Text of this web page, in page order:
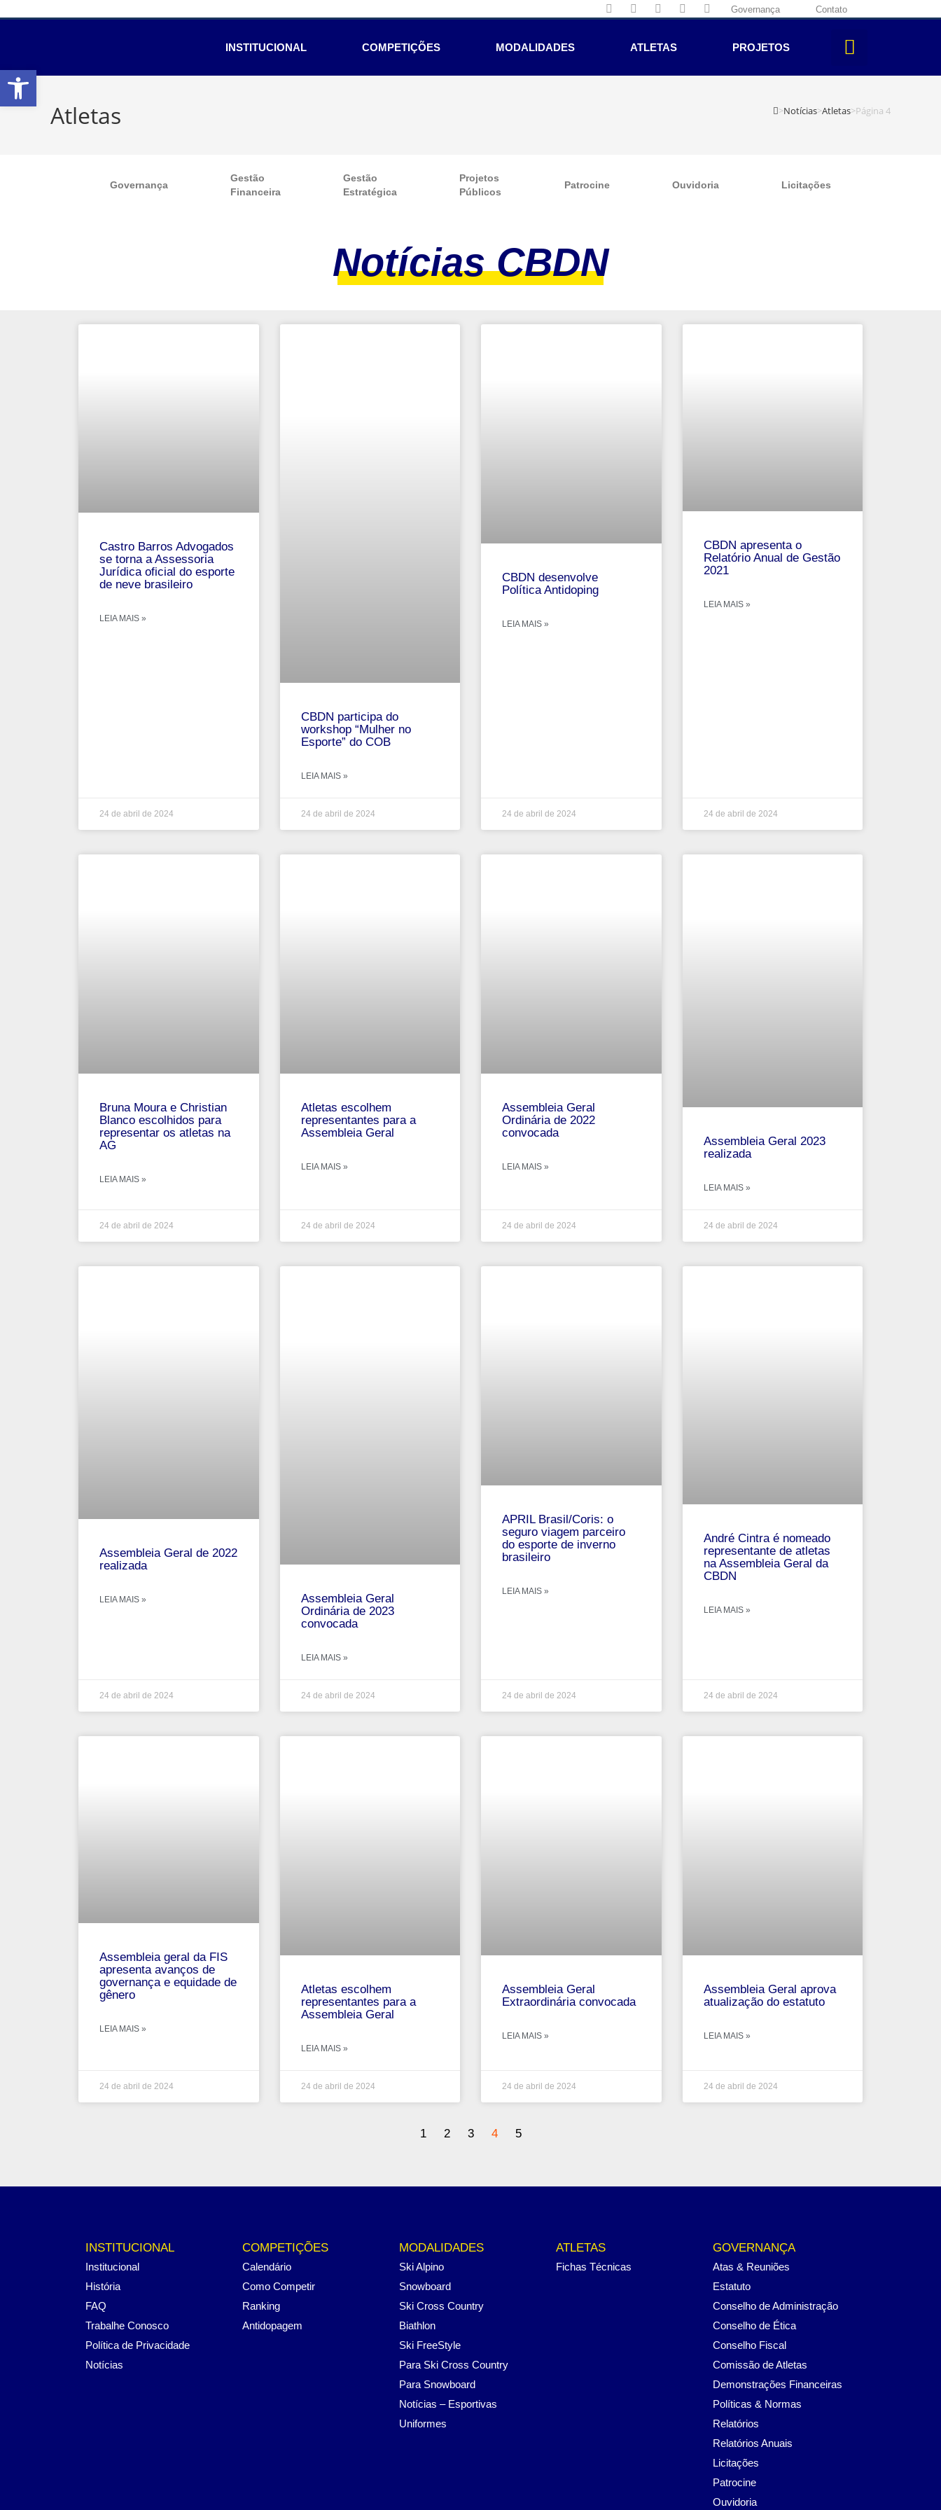
Abrir a barra de ferramentas
Governança Contato
INSTITUCIONAL COMPETIÇÕES MODALIDADES ATLETAS PROJETOS
Atletas >Notícias>Atletas>Página 4
Governança
Gestão
Financeira
Gestão
Estratégica
Projetos
Públicos
Patrocine Ouvidoria Licitações
Notícias CBDN
Castro Barros Advogados
se torna a Assessoria
Jurídica oficial do esporte
de neve brasileiro
LEIA MAIS »
24 de abril de 2024
CBDN participa do
workshop “Mulher no
Esporte” do COB
LEIA MAIS »
24 de abril de 2024
CBDN desenvolve
Política Antidoping
LEIA MAIS »
24 de abril de 2024
CBDN apresenta o
Relatório Anual de Gestão
2021
LEIA MAIS »
24 de abril de 2024
Bruna Moura e Christian
Blanco escolhidos para
representar os atletas na
AG
LEIA MAIS »
24 de abril de 2024
Atletas escolhem
representantes para a
Assembleia Geral
LEIA MAIS »
24 de abril de 2024
Assembleia Geral
Ordinária de 2022
convocada
LEIA MAIS »
24 de abril de 2024
Assembleia Geral 2023
realizada
LEIA MAIS »
24 de abril de 2024
Assembleia Geral de 2022
realizada
LEIA MAIS »
24 de abril de 2024
Assembleia Geral
Ordinária de 2023
convocada
LEIA MAIS »
24 de abril de 2024
APRIL Brasil/Coris: o
seguro viagem parceiro
do esporte de inverno
brasileiro
LEIA MAIS »
24 de abril de 2024
André‌ ‌Cintra‌ ‌é‌ ‌nomeado‌
‌representante‌ ‌de‌ ‌atletas‌
‌na‌ ‌Assembleia‌ ‌Geral‌ ‌da‌
‌CBDN‌
LEIA MAIS »
24 de abril de 2024
Assembleia geral da FIS
apresenta avanços de
governança e equidade de
gênero
LEIA MAIS »
24 de abril de 2024
Atletas escolhem
representantes para a
Assembleia Geral
LEIA MAIS »
24 de abril de 2024
Assembleia Geral
Extraordinária convocada
LEIA MAIS »
24 de abril de 2024
Assembleia Geral aprova
atualização do estatuto
LEIA MAIS »
24 de abril de 2024
1 2 3 4 5
INSTITUCIONAL
Institucional
História
FAQ
Trabalhe Conosco
Política de Privacidade
Notícias
COMPETIÇÕES
Calendário
Como Competir
Ranking
Antidopagem
MODALIDADES
Ski Alpino
Snowboard
Ski Cross Country
Biathlon
Ski FreeStyle
Para Ski Cross Country
Para Snowboard
Notícias – Esportivas
Uniformes
ATLETAS
Fichas Técnicas
GOVERNANÇA
Atas & Reuniões
Estatuto
Conselho de Administração
Conselho de Ética
Conselho Fiscal
Comissão de Atletas
Demonstrações Financeiras
Políticas & Normas
Relatórios
Relatórios Anuais
Licitações
Patrocine
Ouvidoria